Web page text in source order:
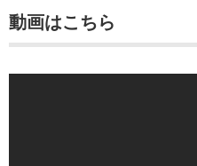
動画はこちら